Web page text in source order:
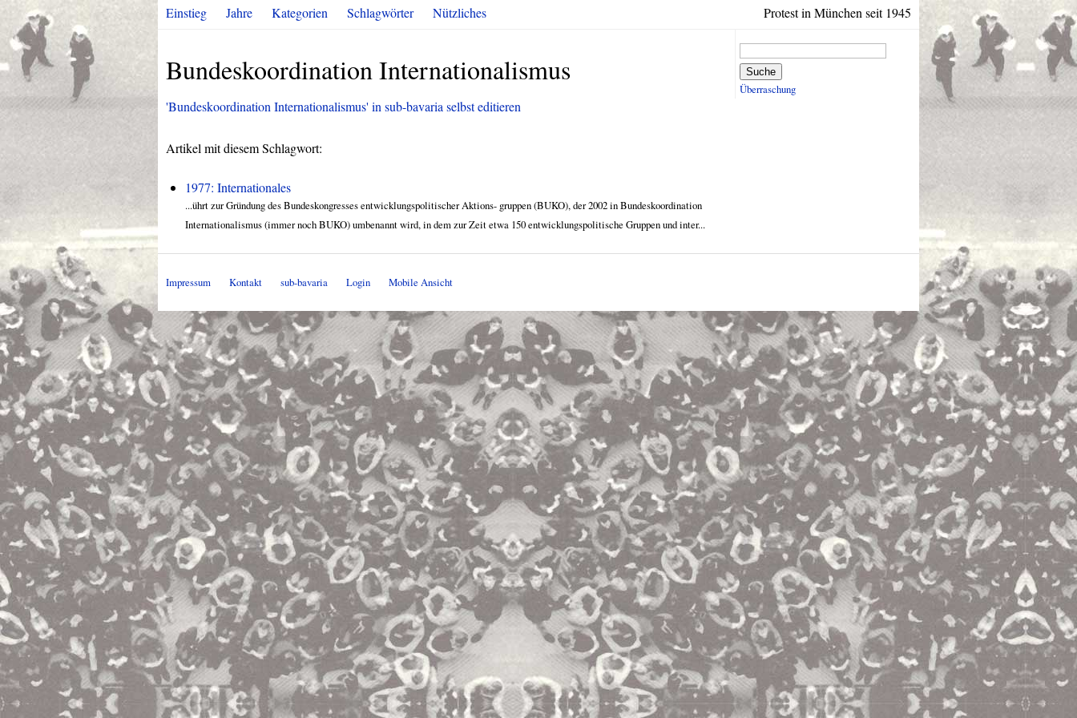
Protest in München seit 1945
Einstieg Jahre Kategorien Schlagwörter Nützliches
Bundeskoordination Internationalismus
'Bundeskoordination Internationalismus' in sub-bavaria selbst editieren
Artikel mit diesem Schlagwort:
1977: Internationales
...ührt zur Gründung des Bundeskongresses entwicklungspolitischer Aktions- gruppen (BUKO), der 2002 in Bundeskoordination
Internationalismus (immer noch BUKO) umbenannt wird, in dem zur Zeit etwa 150 entwicklungspolitische Gruppen und inter...
Suche
Überraschung
Impressum Kontakt sub-bavaria Login Mobile Ansicht